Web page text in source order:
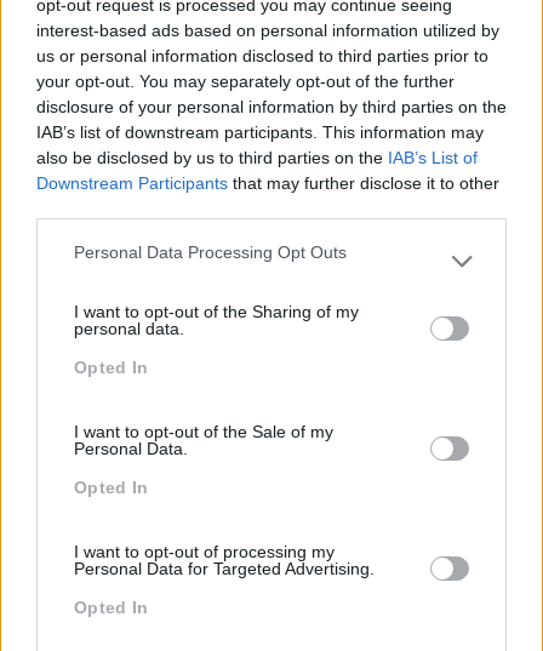
opt-out request is processed you may continue seeing
interest-based ads based on personal information utilized by
us or personal information disclosed to third parties prior to
your opt-out. You may separately opt-out of the further
disclosure of your personal information by third parties on the
IAB’s list of downstream participants. This information may
also be disclosed by us to third parties on the IAB’s List of
Downstream Participants that may further disclose it to other
Please note that this website/app uses one or more Google
not limited to your visit or usage behaviour. You may click to
grant or deny consent to Google and its third-party tags to
use your data for below specified purposes in below Google
Personal Data Processing Opt Outs
I want to opt-out of the Sharing of my
personal data.
Opted In
I want to opt-out of the Sale of my
Personal Data.
Opted In
I want to opt-out of processing my
Personal Data for Targeted Advertising.
Opted In
Sem Categoria
Sustentabilidade
Team Building
Tecnologias De Informação
Vendas E Negociação
Recentes
Feedback fora do
calendário
Como usar a escuta
ativa para reter talento,